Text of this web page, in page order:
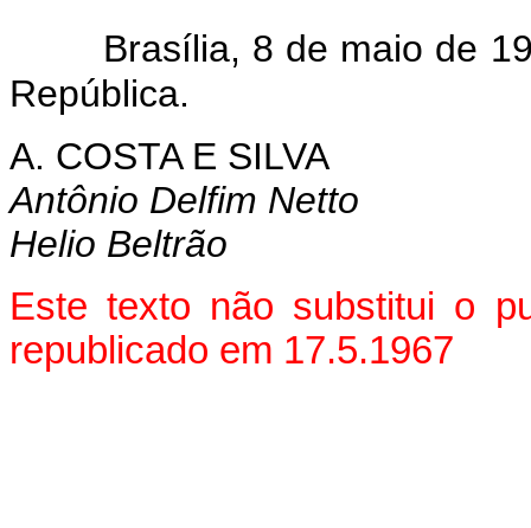
Brasília, 8 de maio de
República.
A. COSTA E SILVA
Antônio Delfim Netto
Helio Beltrão
Este texto não substitui o
republicado em 17.5.1967